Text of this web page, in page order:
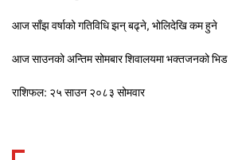
आज साँझ वर्षाको गतिविधि झन् बढ्ने, भोलिदेखि कम हुने
आज साउनको अन्तिम सोमबार शिवालयमा भक्तजनको भिड
राशिफल: २५ साउन २०८३ सोमवार